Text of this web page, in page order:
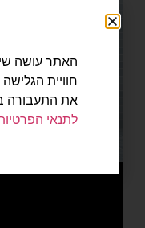
Play
חוויית הגלישה שלך,
את התעבורה באתר.
לתנאי הפרטיות של